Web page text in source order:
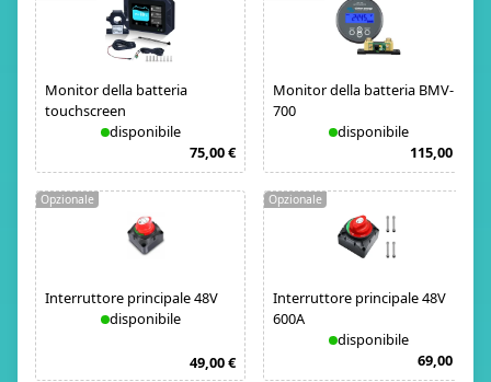
Monitor della batteria
touchscreen
disponibile
75,00 €
Monitor della batteria BMV-
700
disponibile
115,00 €
Interruttore principale 48V
disponibile
49,00 €
Opzionale
Interruttore principale 48V
600A
disponibile
69,00 €
Opzionale